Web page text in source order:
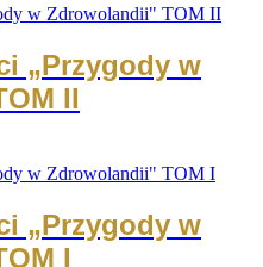
„Przygody w
II
„Przygody w
I